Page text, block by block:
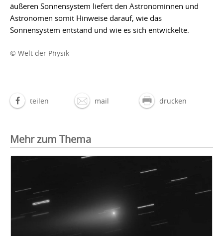
äußeren Sonnensystem liefert den Astronominnen und
Astronomen somit Hinweise darauf, wie das
Sonnensystem entstand und wie es sich entwickelte.
© Welt der Physik
teilen mail drucken
Mehr zum Thema